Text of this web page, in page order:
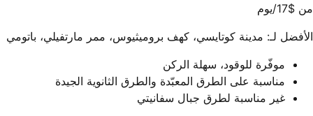
من $17/يوم
الأفضل لـ: مدينة كوتايسي، كهف بروميثيوس، ممر مارتفيلي، باتومي
موفّرة للوقود، سهلة الركن
مناسبة على الطرق المعبّدة والطرق الثانوية الجيدة
غير مناسبة لطرق جبال سفانيتي